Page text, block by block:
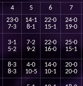
4 5 6 7
23-0
7-3
14-1
8-1
22-0
15-1
24-0
19-0
3-1
5-2
7-2
9-2
22-0
16-0
25-0
15-1
8-3
8-3
4-0
10-5
14-0
10-1
20-0
20-0